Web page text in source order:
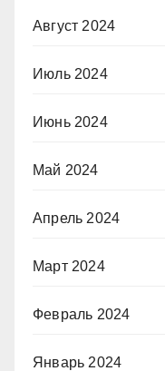
Август 2024
Июль 2024
Июнь 2024
Май 2024
Апрель 2024
Март 2024
Февраль 2024
Январь 2024